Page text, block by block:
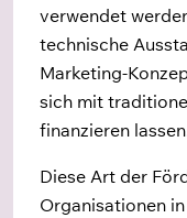
verwendet
technische
Marketing-
sich mit
finanzieren
Diese Art der
Organisationen